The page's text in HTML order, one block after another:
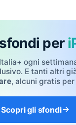
per
ogni
E tanti altri
, alcuni gratis
Scopri gli sfondi